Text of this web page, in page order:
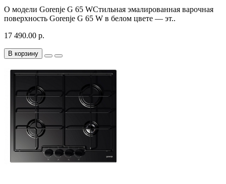
О модели Gorenje G 65 WСтильная эмалированная варочная
поверхность Gorenje G 65 W в белом цвете — эт..
17 490.00 р.
В корзину